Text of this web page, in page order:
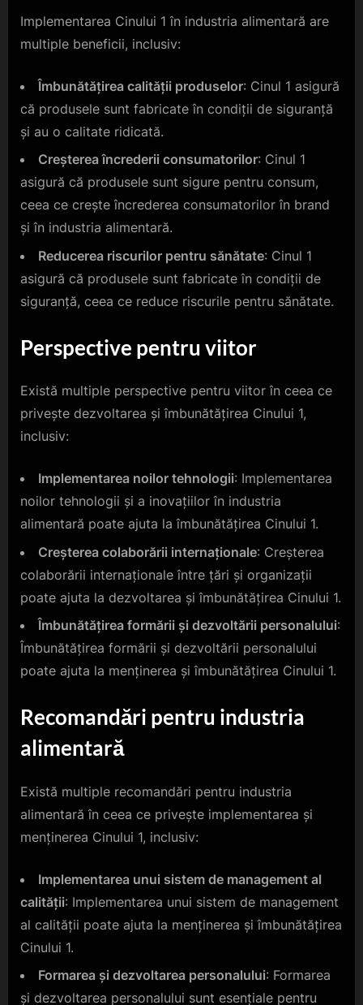
Implementarea Cinului 1 în industria alimentară are
multiple beneficii, inclusiv:
Îmbunătățirea calității produselor: Cinul 1 asigură
că produsele sunt fabricate în condiții de siguranță
și au o calitate ridicată.
Creșterea încrederii consumatorilor: Cinul 1
asigură că produsele sunt sigure pentru consum,
ceea ce crește încrederea consumatorilor în brand
și în industria alimentară.
Reducerea riscurilor pentru sănătate: Cinul 1
asigură că produsele sunt fabricate în condiții de
siguranță, ceea ce reduce riscurile pentru sănătate.
Perspective pentru viitor
Există multiple perspective pentru viitor în ceea ce
privește dezvoltarea și îmbunătățirea Cinului 1,
inclusiv:
Implementarea noilor tehnologii: Implementarea
noilor tehnologii și a inovațiilor în industria
alimentară poate ajuta la îmbunătățirea Cinului 1.
Creșterea colaborării internaționale: Creșterea
colaborării internaționale între țări și organizații
poate ajuta la dezvoltarea și îmbunătățirea Cinului 1.
Îmbunătățirea formării și dezvoltării personalului:
Îmbunătățirea formării și dezvoltării personalului
poate ajuta la menținerea și îmbunătățirea Cinului 1.
Recomandări pentru industria
alimentară
Există multiple recomandări pentru industria
alimentară în ceea ce privește implementarea și
menținerea Cinului 1, inclusiv:
Implementarea unui sistem de management al
calității: Implementarea unui sistem de management
al calității poate ajuta la menținerea și îmbunătățirea
Cinului 1.
Formarea și dezvoltarea personalului: Formarea
și dezvoltarea personalului sunt esențiale pentru